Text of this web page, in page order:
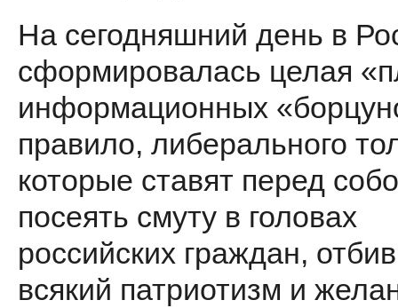
На сегодняшний день в
сформировалась целая
информационных
правило, либерального
которые ставят перед
посеять смуту в головах
российских граждан,
всякий патриотизм и